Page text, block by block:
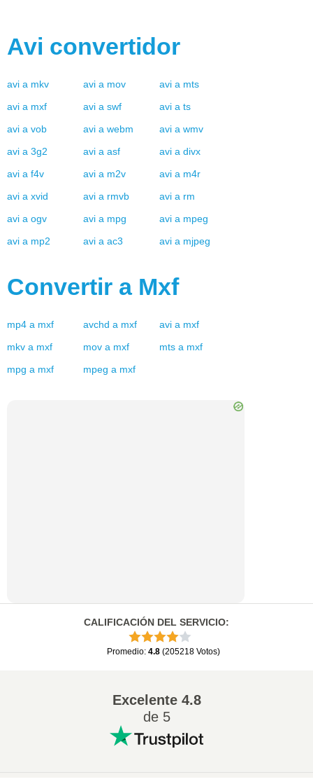
Avi convertidor
avi a mkv avi a mov avi a mts
avi a mxf avi a swf avi a ts
avi a vob avi a webm avi a wmv
avi a 3g2 avi a asf avi a divx
avi a f4v avi a m2v avi a m4r
avi a xvid avi a rmvb avi a rm
avi a ogv avi a mpg avi a mpeg
avi a mp2 avi a ac3 avi a mjpeg
Convertir a Mxf
mp4 a mxf avchd a mxf avi a mxf
mkv a mxf mov a mxf mts a mxf
mpg a mxf mpeg a mxf
CALIFICACIÓN DEL SERVICIO:
Promedio: 4.8 (205218 Votos)
Excelente4.8
de 5